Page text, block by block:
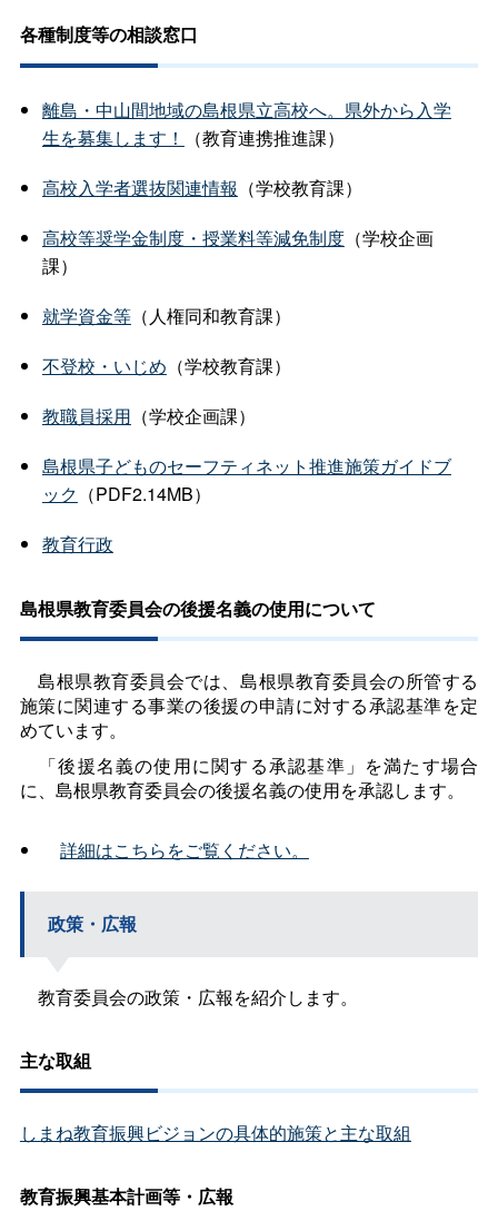
各種制度等の相談窓口
離島・中山間地域の島根県立高校へ。県外から入学
生を募集します！
（教育連携推進課）
高校入学者選抜関連情報 （学校教育課）
高校等奨学金制度・授業料等減免制度（学校企画
課）
就学資金等（人権同和教育課）
不登校・いじめ （学校教育課）
教職員採用 （学校企画課）
島根県子どものセーフティネット推進施策ガイドブ
ック （PDF2.14MB）
教育行政
島根県教育委員会の後援名義の使用について
島根県教育委員会では、島根県教育委員会の所管する
施策に関連する事業の後援の申請に対する承認基準を定
めています。
「後援名義の使用に関する承認基準」を満たす場合
に、島根県教育委員会の後援名義の使用を承認します。
詳細はこちらをご覧ください。
政策・広報
教育委員会の政策・広報を紹介します。
主な取組
しまね教育振興ビジョンの具体的施策と主な取組
教育振興基本計画等・広報